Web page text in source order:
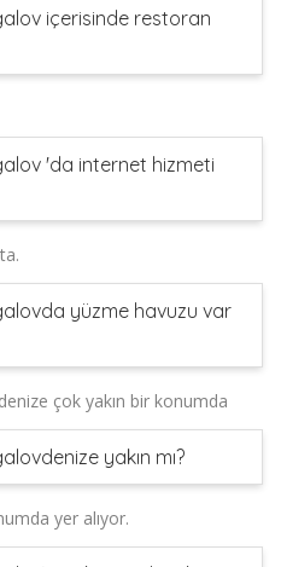
içerisinde restoran
'da internet hizmeti
yüzme havuzu var
çok yakın bir konumda
yakın mı?
yer alıyor.